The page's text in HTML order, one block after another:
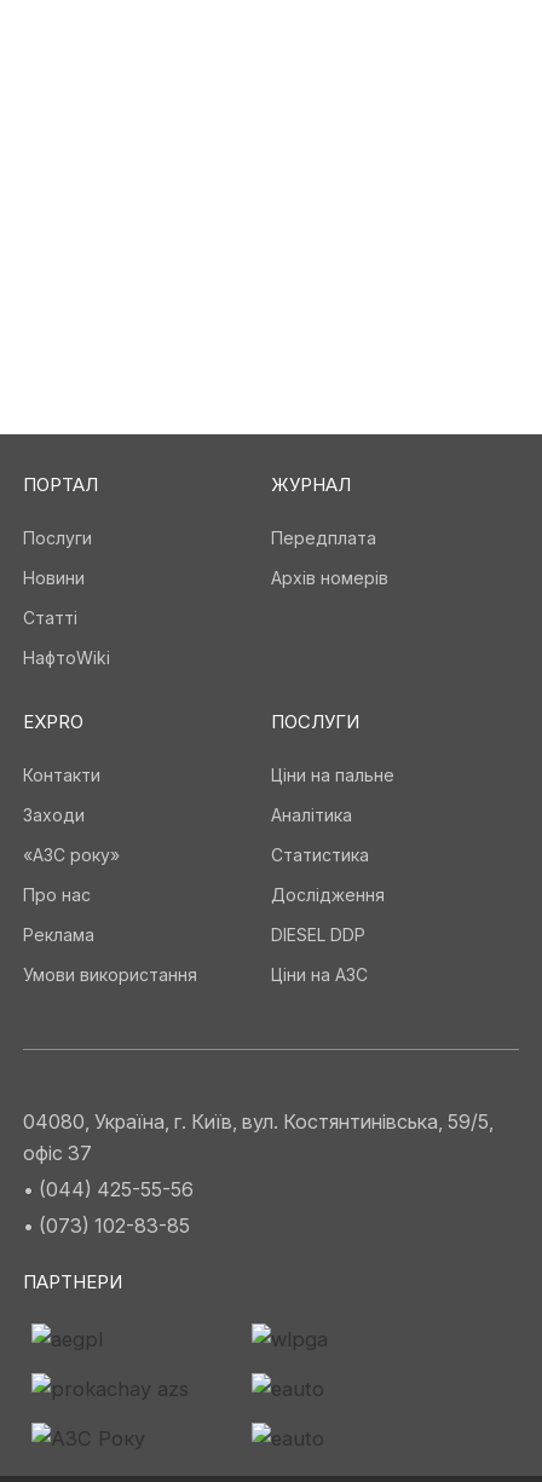
ПОРТАЛ
Послуги
Новини
Статті
НафтоWiki
ЖУРНАЛ
Передплата
Архів номерів
EXPRO
Контакти
Заходи
«АЗС року»
Про нас
Реклама
Умови використання
ПОСЛУГИ
Ціни на пальне
Аналітика
Статистика
Дослідження
DIESEL DDP
Ціни на АЗС
04080, Україна, г. Київ, вул. Костянтинівська, 59/5,
офіс 37
• (044) 425-55-56
• (073) 102-83-85
ПАРТНЕРИ